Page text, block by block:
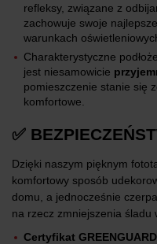
refleksy, związane z
zachowuje swoje
warunkach
Charakterystyczne
jest niesamowicie
pomieszczenie stanie się
komfortowe.
✅
Dzięki naszym pięknym
komfortowy sposób
domu, a jednocześnie
na rzecz zmniejszenia śladu
Certyfikat GREENGUARD